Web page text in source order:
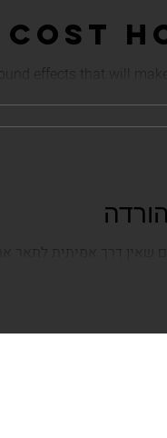
effects that will
להרשות...
שאין דרך אמיתית לתאר